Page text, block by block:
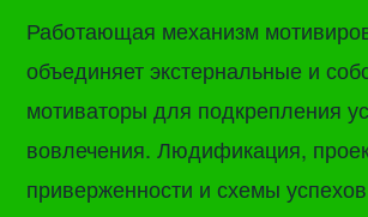
Работающая механизм
объединяет экстернальные и
мотиваторы для подкрепления
вовлечения. Людификация,
приверженности и схемы